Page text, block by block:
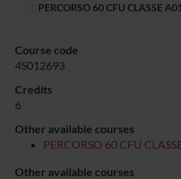
PERCORSO 60 CFU CLASSE
Course code
4S012693
Credits
6
Other available courses
PERCORSO 60 CFU
Other available courses